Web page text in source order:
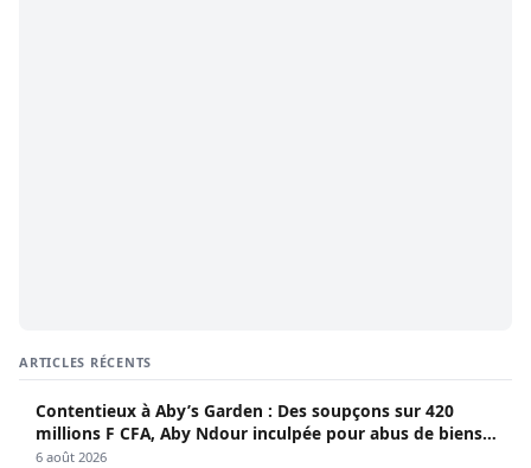
ARTICLES RÉCENTS
Contentieux à Aby’s Garden : Des soupçons sur 420
millions F CFA, Aby Ndour inculpée pour abus de biens
sociaux
6 août 2026